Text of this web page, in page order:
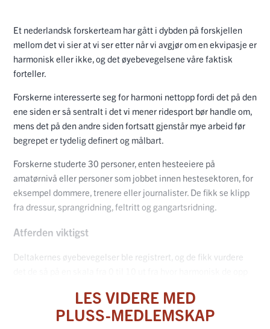
Et nederlandsk forskerteam har gått i dybden på forskjellen
mellom det vi sier at vi ser etter når vi avgjør om en ekvipasje er
harmonisk eller ikke, og det øyebevegelsene våre faktisk
forteller.
Forskerne interesserte seg for harmoni nettopp fordi det på den
ene siden er så sentralt i det vi mener ridesport bør handle om,
mens det på den andre siden fortsatt gjenstår mye arbeid før
begrepet er tydelig definert og målbart.
Forskerne studerte 30 personer, enten hesteeiere på
amatørnivå eller personer som jobbet innen hestesektoren, for
eksempel dommere, trenere eller journalister. De fikk se klipp
fra dressur, sprangridning, feltritt og gangartsridning.
Atferden viktigst
Deltakernes øyebevegelser ble registrert, og de fikk vurdere
LES VIDERE MED
PLUSS-MEDLEMSKAP